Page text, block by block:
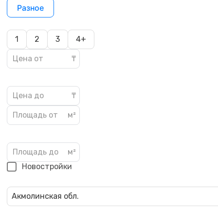
Разное
1 2 3 4+
Новостройки
Акмолинская обл.